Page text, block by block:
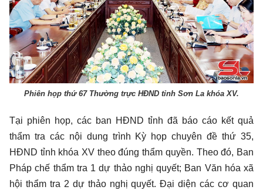
Phiên họp thứ 67 Thường trực HĐND tỉnh Sơn La khóa XV.
Tại phiên họp, các ban HĐND tỉnh đã báo cáo kết quả
thẩm tra các nội dung trình Kỳ họp chuyên đề thứ 35,
HĐND tỉnh khóa XV theo đúng thẩm quyền. Theo đó, Ban
Pháp chế thẩm tra 1 dự thảo nghị quyết; Ban Văn hóa xã
hội thẩm tra 2 dự thảo nghị quyết. Đại diện các cơ quan